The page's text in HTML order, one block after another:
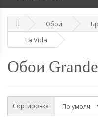
Обои
La Vida
Обои
Сортировка: